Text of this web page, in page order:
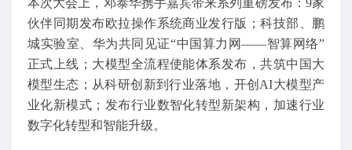
本次大会上，邓泰华携手嘉宾带来系列重磅发布：9家
伙伴同期发布欧拉操作系统商业发行版；科技部、鹏
城实验室、华为共同见证“中国算力网——智算网络”
正式上线；大模型全流程使能体系发布，共筑中国大
模型生态；从科研创新到行业落地，开创AI大模型产
业化新模式；发布行业数智化转型新架构，加速行业
数字化转型和智能升级。